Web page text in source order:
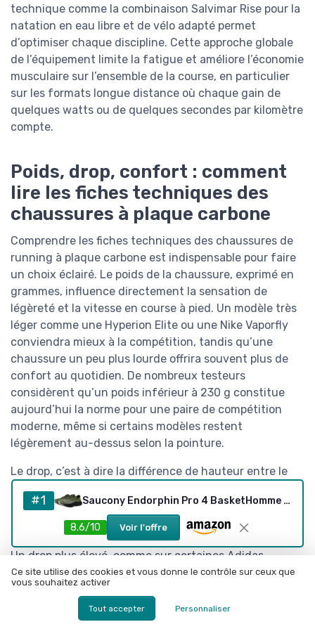
technique comme la combinaison Salvimar Rise pour la
natation en eau libre et de vélo adapté permet
d’optimiser chaque discipline. Cette approche globale
de l’équipement limite la fatigue et améliore l’économie
musculaire sur l’ensemble de la course, en particulier
sur les formats longue distance où chaque gain de
quelques watts ou de quelques secondes par kilomètre
compte.
Poids, drop, confort : comment
lire les fiches techniques des
chaussures à plaque carbone
Comprendre les fiches techniques des chaussures de
running à plaque carbone est indispensable pour faire
un choix éclairé. Le poids de la chaussure, exprimé en
grammes, influence directement la sensation de
légèreté et la vitesse en course à pied. Un modèle très
léger comme une Hyperion Elite ou une Nike Vaporfly
conviendra mieux à la compétition, tandis qu’une
chaussure un peu plus lourde offrira souvent plus de
confort au quotidien. De nombreux testeurs
considèrent qu’un poids inférieur à 230 g constitue
aujourd’hui la norme pour une paire de compétition
moderne, même si certains modèles restent
légèrement au-dessus selon la pointure.
Le drop, c’est à dire la différence de hauteur entre le
talon et l’avant pied, joue aussi un rôle majeur dans la
biomécanique. Un drop faible favorise une attaque
médio pied et un déroulé plus naturel, mais il peut
solliciter davantage les mollets et le tendon d’Achille.
Un drop plus élevé, comme sur certaines Adidas
Adizero Adios Pro ou Saucony Endorphin Pro, apporte
une transition plus douce pour les coureurs habitués
aux chaussures classiques. Les études de terrain
montrent qu’un drop intermédiaire entre 6 et 8 mm
#1 Saucony Endorphin Pro 4 BasketHomme 40 EU Olivine Noir
8.6/10 Voir l'offre
Ce site utilise des cookies et vous donne le contrôle sur ceux que
vous souhaitez activer
Tout accepter Personnaliser